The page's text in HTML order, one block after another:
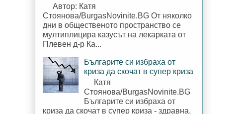
Автор: Катя
Стоянова/BurgasNovinite.BG От няколко
дни в общественото пространство се
мултиплицира казусът на лекарката от
Плевен д-р Ка...
Българите си избраха от
криза да скочат в супер криза
Катя
Стоянова/BurgasNovinite.BG
Българите си избраха от
криза да скочат в супер криза - здравна,